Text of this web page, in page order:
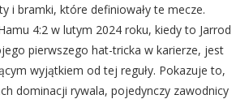
i bramki, które definiowały te mecze.
4:2 w lutym 2024 roku, kiedy to Jarrod
pierwszego hat-tricka w karierze, jest
wyjątkiem od tej reguły. Pokazuje to,
dominacji rywala, pojedynczy zawodnicy